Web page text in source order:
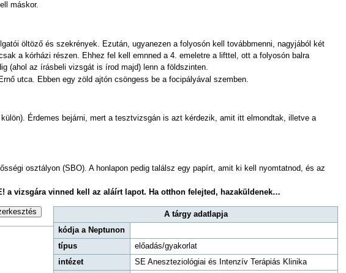
máskor.
öltöző és szekrények. Ezután, ugyanezen a folyosón kell továbbmenni, nagyjából két
a kórházi részen. Ehhez fel kell emnned a 4. emeletre a lifttel, ott a folyosón balra
(ahol az írásbeli vizsgát is írod majd) lenn a földszinten.
utca. Ebben egy zöld ajtón csöngess be a focipályával szemben.
Érdemes bejárni, mert a tesztvizsgán is azt kérdezik, amit itt elmondtak, illetve a
osztályon (SBO). A honlapon pedig találsz egy papírt, amit ki kell nyomtatnod, és az
a vizsgára vinned kell az aláírt lapot. Ha otthon felejted, hazaküldenek…
A tárgy adatlapja
kódja a Neptunon
típus
előadás/gyakorlat
intézet
SE Aneszteziológiai és Intenzív Terápiás Klinika